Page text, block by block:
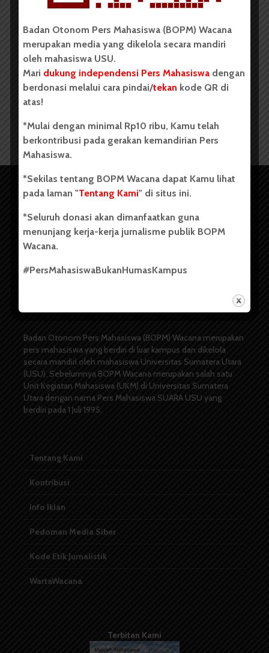
Bersatu Siap Gelar Aksi,...
Badan Otonom Pers Mahasiswa (BOPM) Wacana merupakan
pers mahasiswa yang berdiri di luar kampus dan dikelola
secara mandiri oleh mahasiswa Universitas Sumatera Utara
(USU). Sebelumnya BOPM Wacana merupakan salah satu
Unit Kegiatan Mahasiswa (UKM) di Universitas Sumatera
Utara dengan nama Pers Mahasiswa SUARA USU yang
berdiri pada 1 Juli 1995.
Tentang Kami
Kontribusi
Info Iklan
Pedoman Media Siber
Kode Etik Jurnalistik
WartaWacana
Terbitan Kami
Badan Otonom Pers Mahasiswa (BOPM) Wacana
merupakan media yang dikelola secara mandiri
oleh mahasiswa USU.
Mari dukung independensi Pers Mahasiswa dengan
berdonasi melalui cara pindai/tekan kode QR di
atas!
*Mulai dengan minimal Rp10 ribu, Kamu telah
berkontribusi pada gerakan kemandirian Pers
Mahasiswa.
*Sekilas tentang BOPM Wacana dapat Kamu lihat
pada laman "Tentang Kami" di situs ini.
*Seluruh donasi akan dimanfaatkan guna
menunjang kerja-kerja jurnalisme publik BOPM
Wacana.
#PersMahasiswaBukanHumasKampus